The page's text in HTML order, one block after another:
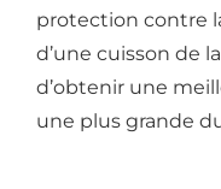
protection contre
d’une cuisson de
d’obtenir une
une plus grande